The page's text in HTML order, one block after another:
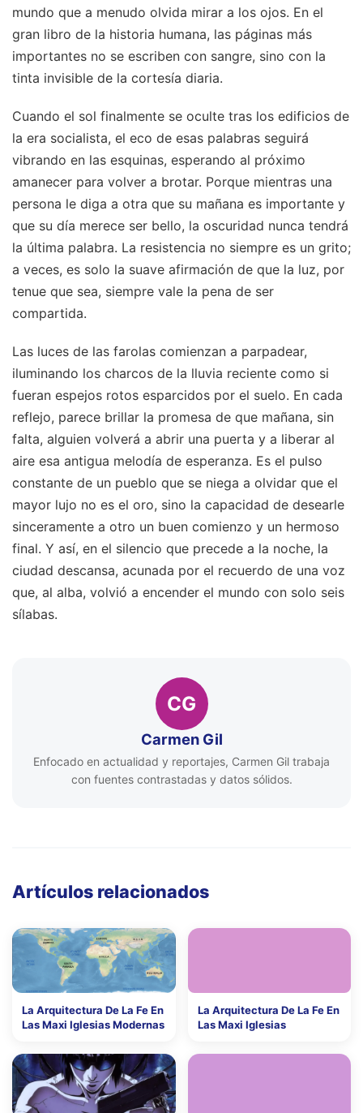
mundo que a menudo olvida mirar a los ojos. En el
gran libro de la historia humana, las páginas más
importantes no se escriben con sangre, sino con la
tinta invisible de la cortesía diaria.
Cuando el sol finalmente se oculte tras los edificios de
la era socialista, el eco de esas palabras seguirá
vibrando en las esquinas, esperando al próximo
amanecer para volver a brotar. Porque mientras una
persona le diga a otra que su mañana es importante y
que su día merece ser bello, la oscuridad nunca tendrá
la última palabra. La resistencia no siempre es un grito;
a veces, es solo la suave afirmación de que la luz, por
tenue que sea, siempre vale la pena de ser
compartida.
Las luces de las farolas comienzan a parpadear,
iluminando los charcos de la lluvia reciente como si
fueran espejos rotos esparcidos por el suelo. En cada
reflejo, parece brillar la promesa de que mañana, sin
falta, alguien volverá a abrir una puerta y a liberar al
aire esa antigua melodía de esperanza. Es el pulso
constante de un pueblo que se niega a olvidar que el
mayor lujo no es el oro, sino la capacidad de desearle
sinceramente a otro un buen comienzo y un hermoso
final. Y así, en el silencio que precede a la noche, la
ciudad descansa, acunada por el recuerdo de una voz
que, al alba, volvió a encender el mundo con solo seis
sílabas.
CG
Carmen Gil
Enfocado en actualidad y reportajes, Carmen Gil trabaja
con fuentes contrastadas y datos sólidos.
Artículos relacionados
La Arquitectura De La Fe En
Las Maxi Iglesias Modernas
La Arquitectura De La Fe En
Las Maxi Iglesias